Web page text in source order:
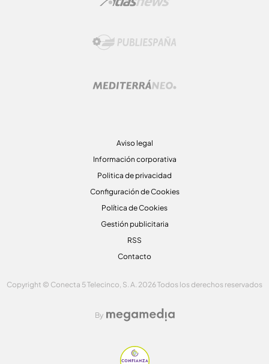
Aviso legal
Información corporativa
Politica de privacidad
Configuración de Cookies
Política de Cookies
Gestión publicitaria
RSS
Contacto
Copyright © Conecta 5 Telecinco, S. A. 2026 Todos los derechos reservados
By